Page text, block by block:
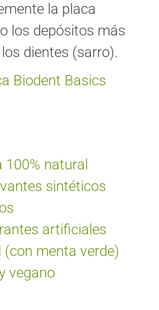
la placa
los depósitos más
dientes (sarro).
Biodent Basics
natural
sintéticos
artificiales
(con menta verde)
vegano